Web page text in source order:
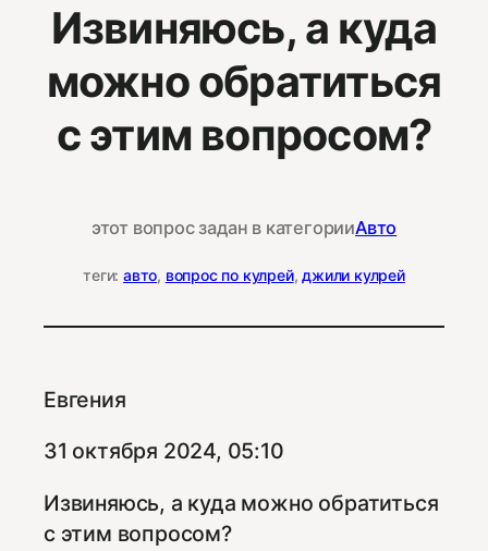
Извиняюсь, а куда
можно обратиться
с этим вопросом?
этот вопрос задан в категорииАвто
теги: авто, вопрос по кулрей, джили кулрей
Евгения
31 октября 2024, 05:10
Извиняюсь, а куда можно обратиться
с этим вопросом?